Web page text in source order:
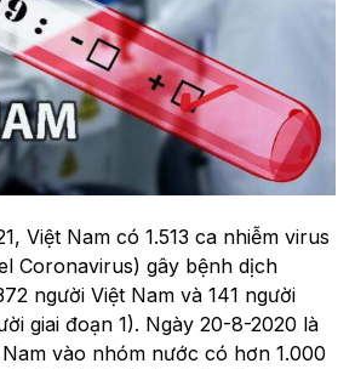
Việt Nam có 1.513 ca nhiễm virus
Coronavirus) gây bệnh dịch
người Việt Nam và 141 người
giai đoạn 1). Ngày 20-8-2020 là
vào nhóm nước có hơn 1.000